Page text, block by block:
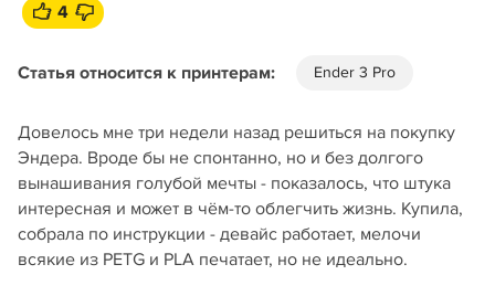
4
Статья относится к принтерам: Ender 3 Pro
Довелось мне три недели назад решиться на покупку
Эндера. Вроде бы не спонтанно, но и без долгого
вынашивания голубой мечты - показалось, что штука
интересная и может в чём-то облегчить жизнь. Купила,
собрала по инструкции - девайс работает, мелочи
всякие из PETG и PLA печатает, но не идеально.